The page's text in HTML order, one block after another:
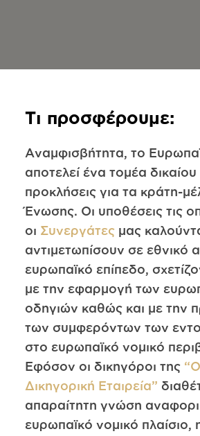
Τι προσφέρουμε:
Αναμφισβήτητα, το
αποτελεί ένα τομέα
προκλήσεις για τα κράτη-
Ένωσης. Οι υποθέσεις τις
οι Συνεργάτεςμας
αντιμετωπίσουν σε εθνικό
ευρωπαϊκό επίπεδο,
με την εφαρμογή των
οδηγιών καθώς και με την
των συμφερόντων των
στο ευρωπαϊκό νομικό
Εφόσον οι δικηγόροι της
Δικηγορική Εταιρεία”
απαραίτητη γνώση
ευρωπαϊκό νομικό πλαίσιο,